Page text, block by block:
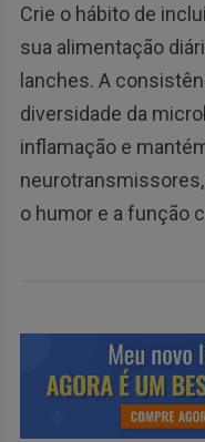
Crie o hábito de
sua alimentação
lanches. A
diversidade da
inflamação e
o humor e a função